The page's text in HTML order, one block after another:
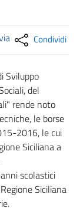
Condividi
Sviluppo
del
rende noto
le borse
2016, le cui
Siciliana a
scolastici
Siciliana